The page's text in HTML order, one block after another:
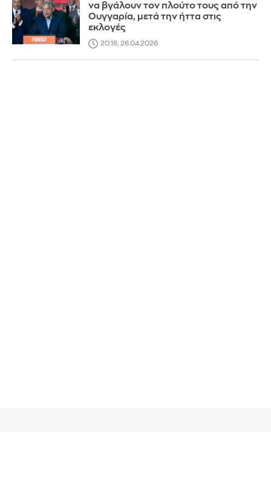
να βγάλουν τον πλούτο τους από την
Ουγγαρία, μετά την ήττα στις
εκλογές
20:18, 26.04.2026